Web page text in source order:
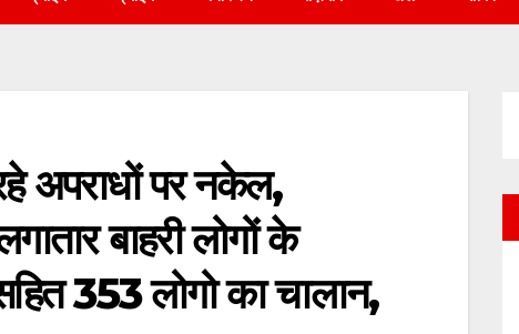
अपराधों पर नकेल,
बाहरी लोगों के
353 लोगो का चालान,